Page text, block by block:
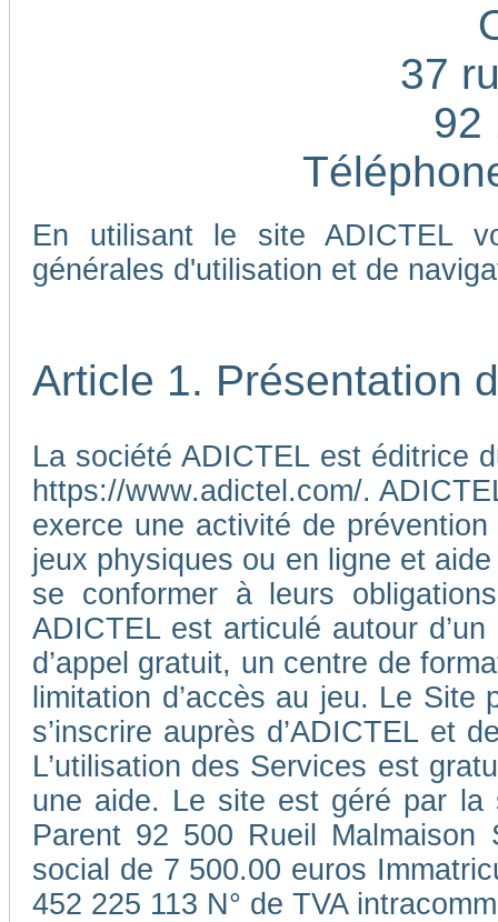
37
92
En utilisant le site ADICTEL
générales d'utilisation et de
Article 1. Présentation
La société ADICTEL est éditrice
https://www.adictel.com/.
exerce une activité de
jeux physiques ou en ligne et
se conformer à leurs
ADICTEL est articulé autour
d’appel gratuit, un centre de
limitation d’accès au jeu. Le
s’inscrire auprès d’ADICTEL et
L’utilisation des Services est
une aide. Le site est géré par la
Parent 92 500 Rueil Malmaison
social de 7 500.00 euros
452 225 113 N° de TVA